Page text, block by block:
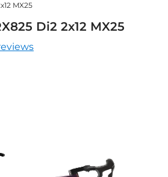
MX25
Di2 2x12 MX25